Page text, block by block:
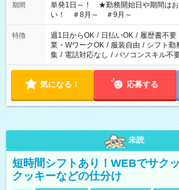
期間
単発1日～！ ★勤務開始日や期間はお
い！ ＃8月～ ＃9月～
特徴 週1日からOK / 日払いOK / 履歴書不要
業・WワークOK / 服装自由 / シフト勤
集 / 電話対応なし / パソコンスキル不
気になる！ 応募する
未読
短時間シフトあり！WEBでサク
クッキーなどの仕分け